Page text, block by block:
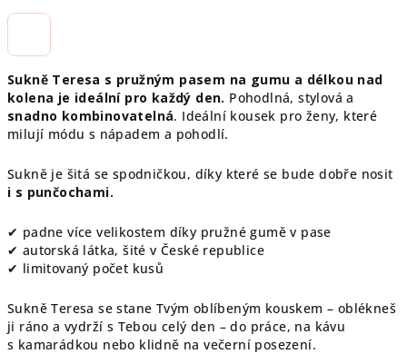
Sukně Teresa s pružným pasem na gumu a délkou nad
kolena je ideální pro každý den. Pohodlná, stylová a
snadno kombinovatelná. Ideální kousek pro ženy, které
milují módu s nápadem a pohodlí.
Sukně je šitá se spodničkou, díky které se bude dobře nosit
i s punčochami.
✔ padne více velikostem díky pružné gumě v pase
✔ autorská látka, šité v České republice
✔ limitovaný počet kusů
Sukně Teresa se stane Tvým oblíbeným kouskem – oblékneš
ji ráno a vydrží s Tebou celý den – do práce, na kávu
s kamarádkou nebo klidně na večerní posezení.